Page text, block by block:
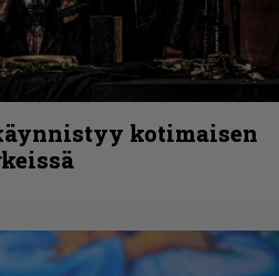
kotimaisen